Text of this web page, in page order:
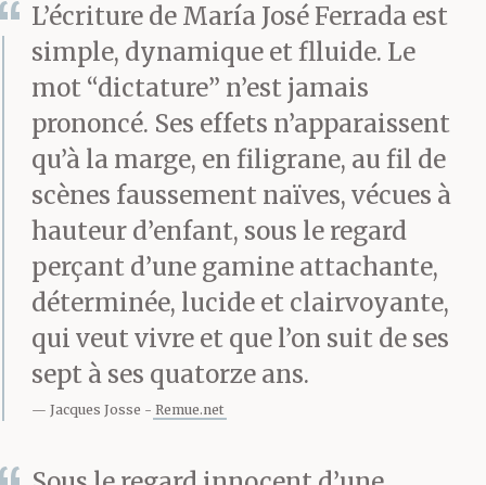
sortant de la
quincaillerie, la
commande dans sa
mallette, il a senti que
tout bonheur, grand ou
petit, méritait d’être
projeté sur la place
d’une ville.
L’écriture de María José Ferrada est
simple, dynamique et flluide. Le
mot “dictature” n’est jamais
prononcé. Ses effets n’apparaissent
qu’à la marge, en filigrane, au fil de
scènes faussement naïves, vécues à
hauteur d’enfant, sous le regard
perçant d’une gamine attachante,
déterminée, lucide et clairvoyante,
qui veut vivre et que l’on suit de ses
sept à ses quatorze ans.
Jacques Josse Remue.net